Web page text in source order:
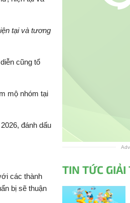
tại và tương
cũng tổ
mộ nhóm tại
đánh dấu
các thành
bị sẽ thuận
TIN TỨC GIẢI